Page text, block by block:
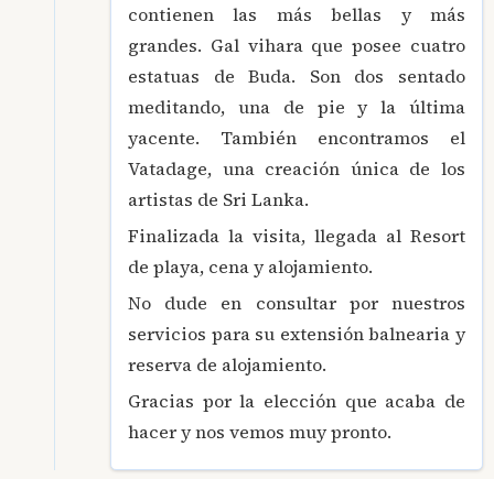
contienen las más bellas y más
grandes. Gal vihara que posee cuatro
estatuas de Buda. Son dos sentado
meditando, una de pie y la última
yacente. También encontramos el
Vatadage, una creación única de los
artistas de Sri Lanka.
Finalizada la visita, llegada al Resort
de playa, cena y alojamiento.
No dude en consultar por nuestros
servicios para su extensión balnearia y
reserva de alojamiento.
Gracias por la elección que acaba de
hacer y nos vemos muy pronto.